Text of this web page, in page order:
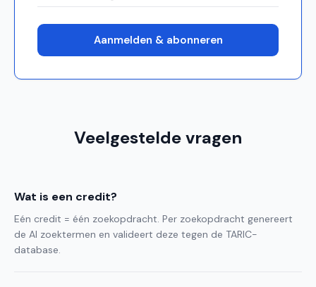
Aanmelden & abonneren
Veelgestelde vragen
Wat is een credit?
Eén credit = één zoekopdracht. Per zoekopdracht genereert
de AI zoektermen en valideert deze tegen de TARIC-
database.